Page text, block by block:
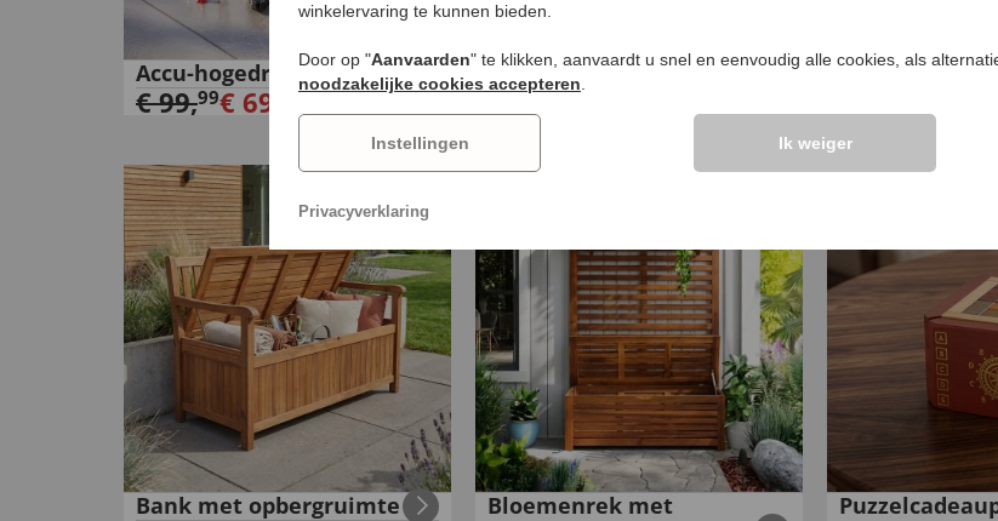
Accu-hogedrukreiniger
€99,99€ 69 99
Gevoerde
Bank met opbergruimte
Bloemenrek met
winkelervaring te kunnen bieden.
Door op "Aanvaarden" te klikken, aanvaardt u snel en eenvoudig alle cookies, als
noodzakelijke cookies accepteren
Instellingen Ik weiger
Privacyverklaring